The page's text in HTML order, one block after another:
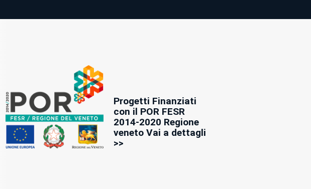
Progetti Finanziati
con il POR FESR
2014-2020 Regione
veneto Vai a dettagli
>>